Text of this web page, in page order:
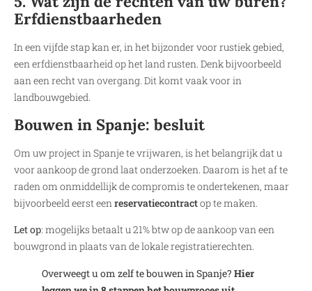
Erfdienstbaarheden
In een vijfde stap kan er, in het bijzonder voor rustiek gebied,
een erfdienstbaarheid op het land rusten. Denk bijvoorbeeld
aan een recht van overgang. Dit komt vaak voor in
landbouwgebied.
Bouwen in Spanje: besluit
Om uw project in Spanje te vrijwaren, is het belangrijk dat u
voor aankoop de grond laat onderzoeken. Daarom is het af te
raden om onmiddellijk de compromis te ondertekenen, maar
bijvoorbeeld eerst eenreservatiecontractop te maken.
Let op: mogelijks betaalt u 21% btw op de aankoop van een
bouwgrond in plaats van de lokale registratierechten.
Overweegt u om zelf te bouwen in Spanje? Hier